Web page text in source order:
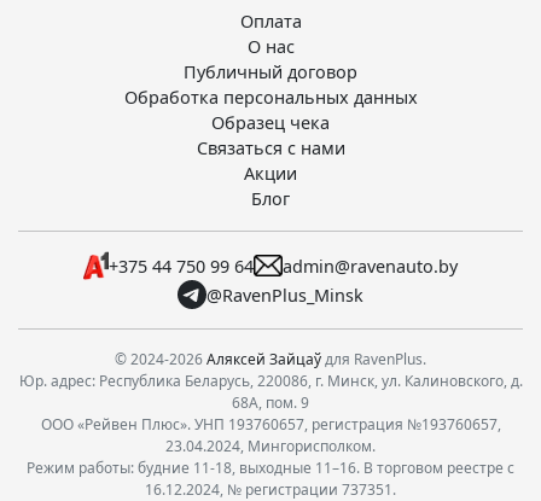
Оплата
О нас
Публичный договор
Обработка персональных данных
Образец чека
Связаться с нами
Акции
Блог
+375 44 750 99 64
admin@ravenauto.by
@RavenPlus_Minsk
© 2024-2026Аляксей Зайцаўдля RavenPlus.
Юр. адрес: Республика Беларусь, 220086, г. Минск, ул. Калиновского, д.
68А, пом. 9
ООО «Рейвен Плюс». УНП 193760657, регистрация №193760657,
23.04.2024, Мингорисполком.
Режим работы: будние 11-18, выходные 11–16. В торговом реестре с
16.12.2024, № регистрации 737351.